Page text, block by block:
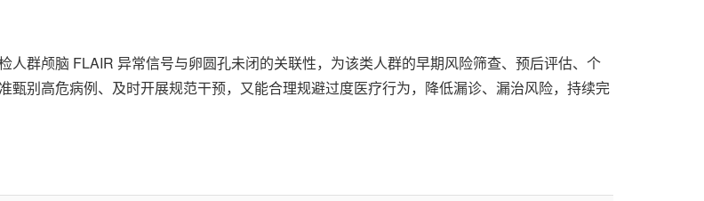
群颅脑 FLAIR 异常信号与卵圆孔未闭的关联性，为该类人群的早期风险筛查、预后评估、个
别高危病例、及时开展规范干预，又能合理规避过度医疗行为，降低漏诊、漏治风险，持续完